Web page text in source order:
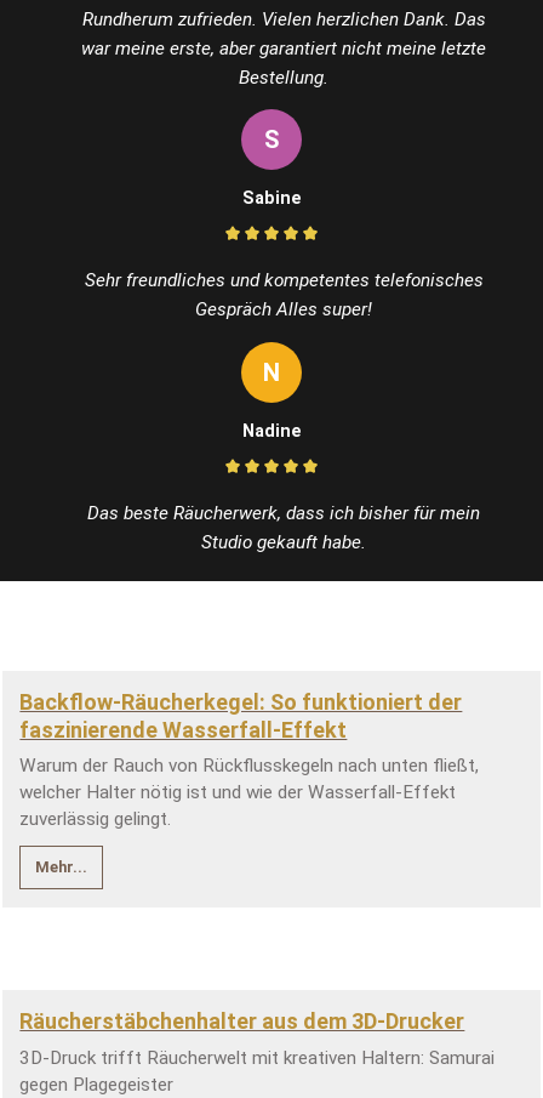
Rundherum zufrieden. Vielen herzlichen Dank. Das
war meine erste, aber garantiert nicht meine letzte
Bestellung.
S
Sabine
Sehr freundliches und kompetentes telefonisches
Gespräch Alles super!
N
Nadine
Das beste Räucherwerk, dass ich bisher für mein
Studio gekauft habe.
Backflow-Räucherkegel: So funktioniert der
faszinierende Wasserfall-Effekt
Warum der Rauch von Rückflusskegeln nach unten fließt,
welcher Halter nötig ist und wie der Wasserfall-Effekt
zuverlässig gelingt.
Mehr...
Räucherstäbchenhalter aus dem 3D-Drucker
3D-Druck trifft Räucherwelt mit kreativen Haltern: Samurai
gegen Plagegeister